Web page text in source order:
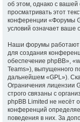
об этом, однако с
просматривать этот
конференции «Форумы
условий означает ваше
Наши форумы работают
для создания
обеспечение phpBB»,
Teams»), выпущенного
дальнейшем «GPL»).
Ограничения лицензии
строго связаны с
phpBB Limited не несёт
конференций
поведения в них. За